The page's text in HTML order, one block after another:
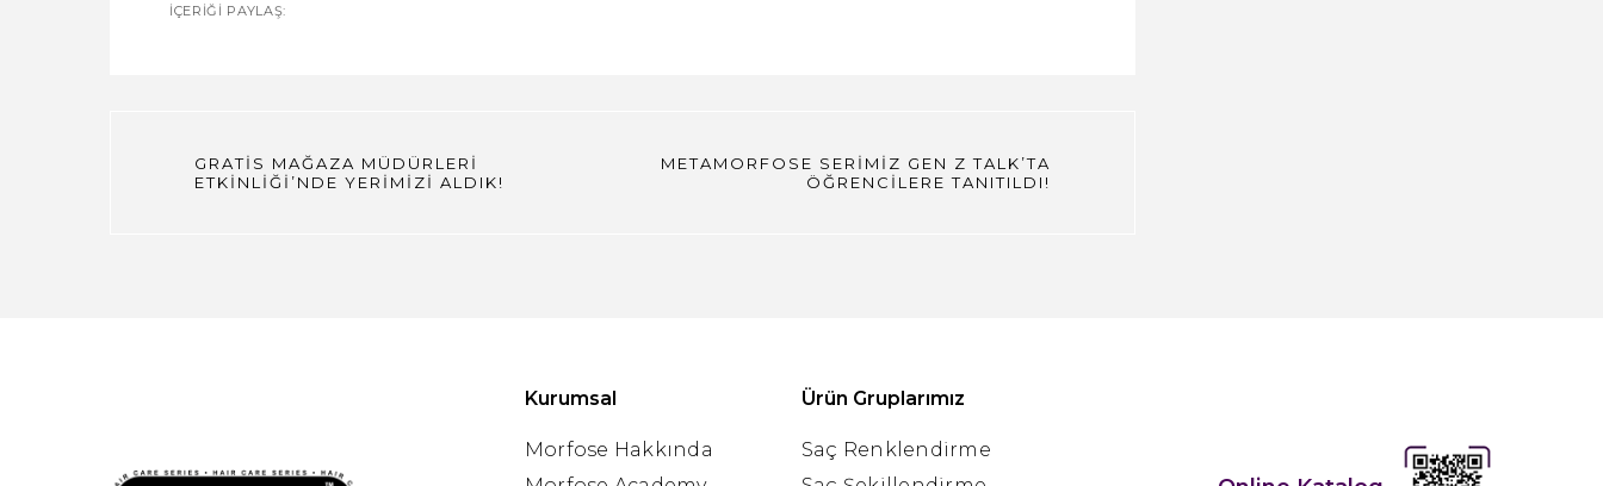
İÇERIĞI PAYLAŞ:
GRATİS MAĞAZA MÜDÜRLERİ
ETKİNLİĞİ’NDE YERİMİZİ ALDIK!
METAMORFOSE SERİMİZ GEN Z TALK’TA
ÖĞRENCİLERE TANITILDI!
Kurumsal
Morfose Hakkında
Ürün Gruplarımız
Saç Renklendirme